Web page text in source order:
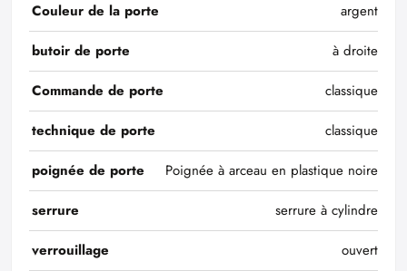
Couleur de la porte
argent
butoir de porte
à droite
Commande de porte
classique
technique de porte
classique
poignée de porte
Poignée à arceau en plastique noire
serrure
serrure à cylindre
verrouillage
ouvert